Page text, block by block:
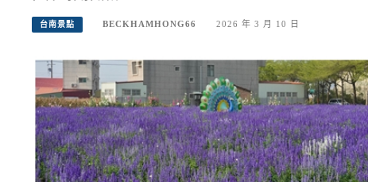
台南景點 BECKHAMHONG66 2026 年 3 月 10 日